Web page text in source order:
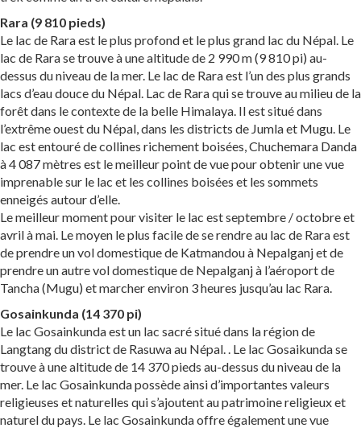
Rara (9 810 pieds)
Le lac de Rara est le plus profond et le plus grand lac du Népal. Le
lac de Rara se trouve à une altitude de 2 990 m (9 810 pi) au-
dessus du niveau de la mer. Le lac de Rara est l’un des plus grands
lacs d’eau douce du Népal. Lac de Rara qui se trouve au milieu de la
forêt dans le contexte de la belle Himalaya. Il est situé dans
l’extrême ouest du Népal, dans les districts de Jumla et Mugu. Le
lac est entouré de collines richement boisées, Chuchemara Danda
à 4 087 mètres est le meilleur point de vue pour obtenir une vue
imprenable sur le lac et les collines boisées et les sommets
enneigés autour d’elle.
Le meilleur moment pour visiter le lac est septembre / octobre et
avril à mai. Le moyen le plus facile de se rendre au lac de Rara est
de prendre un vol domestique de Katmandou à Nepalganj et de
prendre un autre vol domestique de Nepalganj à l’aéroport de
Tancha (Mugu) et marcher environ 3 heures jusqu’au lac Rara.
Gosainkunda (14 370 pi)
Le lac Gosainkunda est un lac sacré situé dans la région de
Langtang du district de Rasuwa au Népal. . Le lac Gosaikunda se
trouve à une altitude de 14 370 pieds au-dessus du niveau de la
mer. Le lac Gosainkunda possède ainsi d’importantes valeurs
religieuses et naturelles qui s’ajoutent au patrimoine religieux et
naturel du pays. Le lac Gosainkunda offre également une vue